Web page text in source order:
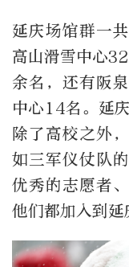
延庆场馆群一
高山滑雪中心
余名，还有阪
中心14名。延
除了高校之外
如三军仪仗队
优秀的志愿者
他们都加入到延